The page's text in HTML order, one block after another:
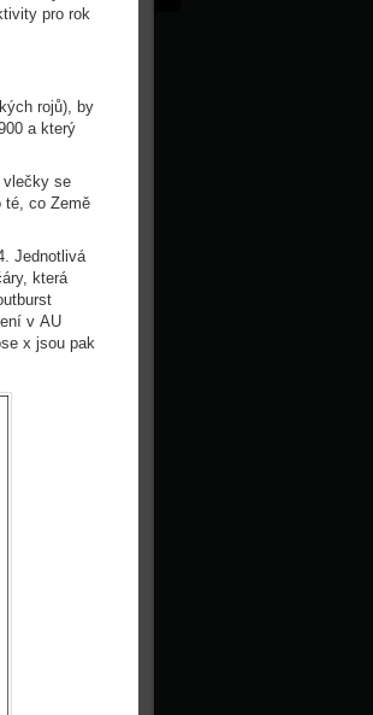
pro rok
rojů), by
a který
vlečky se
té, co Země
Jednotlivá
která
v AU
x jsou pak